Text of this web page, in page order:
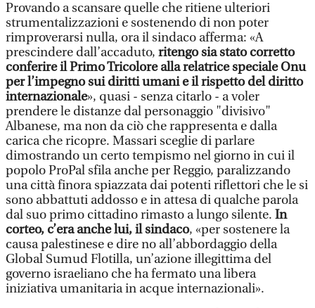
Provando a scansare quelle che ritiene ulteriori
strumentalizzazioni e sostenendo di non poter
rimproverarsi nulla, ora il sindaco afferma: «A
prescindere dall’accaduto, ritengo sia stato corretto
conferire il Primo Tricolore alla relatrice speciale Onu
per l’impegno sui diritti umani e il rispetto del diritto
internazionale», quasi - senza citarlo - a voler
prendere le distanze dal personaggio "divisivo"
Albanese, ma non da ciò che rappresenta e dalla
carica che ricopre. Massari sceglie di parlare
dimostrando un certo tempismo nel giorno in cui il
popolo ProPal sfila anche per Reggio, paralizzando
una città finora spiazzata dai potenti riflettori che le si
sono abbattuti addosso e in attesa di qualche parola
dal suo primo cittadino rimasto a lungo silente. In
corteo, c’era anche lui, il sindaco, «per sostenere la
causa palestinese e dire no all’abbordaggio della
Global Sumud Flotilla, un’azione illegittima del
governo israeliano che ha fermato una libera
iniziativa umanitaria in acque internazionali».